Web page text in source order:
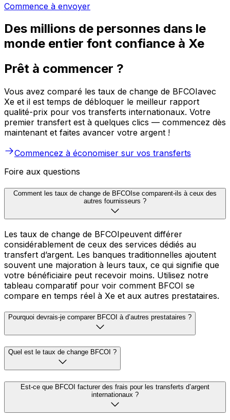
Commence à envoyer
Des millions de personnes dans le
monde entier font confiance à Xe
Prêt à commencer ?
Vous avez comparé les taux de change de BFCOIavec
Xe et il est temps de débloquer le meilleur rapport
qualité-prix pour vos transferts internationaux. Votre
premier transfert est à quelques clics — commencez dès
maintenant et faites avancer votre argent !
Commencez à économiser sur vos transferts
Foire aux questions
Comment les taux de change de BFCOIse comparent-ils à ceux des
autres fournisseurs ?
Les taux de change de BFCOIpeuvent différer
considérablement de ceux des services dédiés au
transfert d’argent. Les banques traditionnelles ajoutent
souvent une majoration à leurs taux, ce qui signifie que
votre bénéficiaire peut recevoir moins. Utilisez notre
tableau comparatif pour voir comment BFCOI se
compare en temps réel à Xe et aux autres prestataires.
Pourquoi devrais-je comparer BFCOI à d’autres prestataires ?
Quel est le taux de change BFCOI ?
Est-ce que BFCOI facturer des frais pour les transferts d’argent
internationaux ?